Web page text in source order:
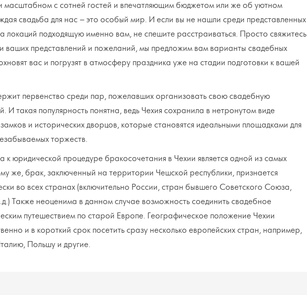
масштабном с сотней гостей и впечатляющим бюджетом или же об уютном
свадьба для нас – это особый мир. И если вы не нашли среди представленных
локаций подходящую именно вам, не спешите расстраиваться. Просто свяжитесь
ваших представлений и пожеланий, мы предложим вам варианты свадебных
вас и погрузят в атмосферу праздника уже на стадии подготовки к вашей
первенство среди пар, пожелавших организовать свою свадебную
И такая популярность понятна, ведь Чехия сохранила в нетронутом виде
и исторических дворцов, которые становятся идеальными площадками для
торжеств.
к юридической процедуре бракосочетания в Чехии является одной из самых
же, брак, заключенный на территории Чешской республики, признается
во всех странах (включительно России, стран бывшего Советского Союза,
Также неоценима в данном случае возможность соединить свадебное
путешествием по старой Европе. Географическое положение Чехии
и в короткий срок посетить сразу несколько европейских стран, например,
Польшу и другие.